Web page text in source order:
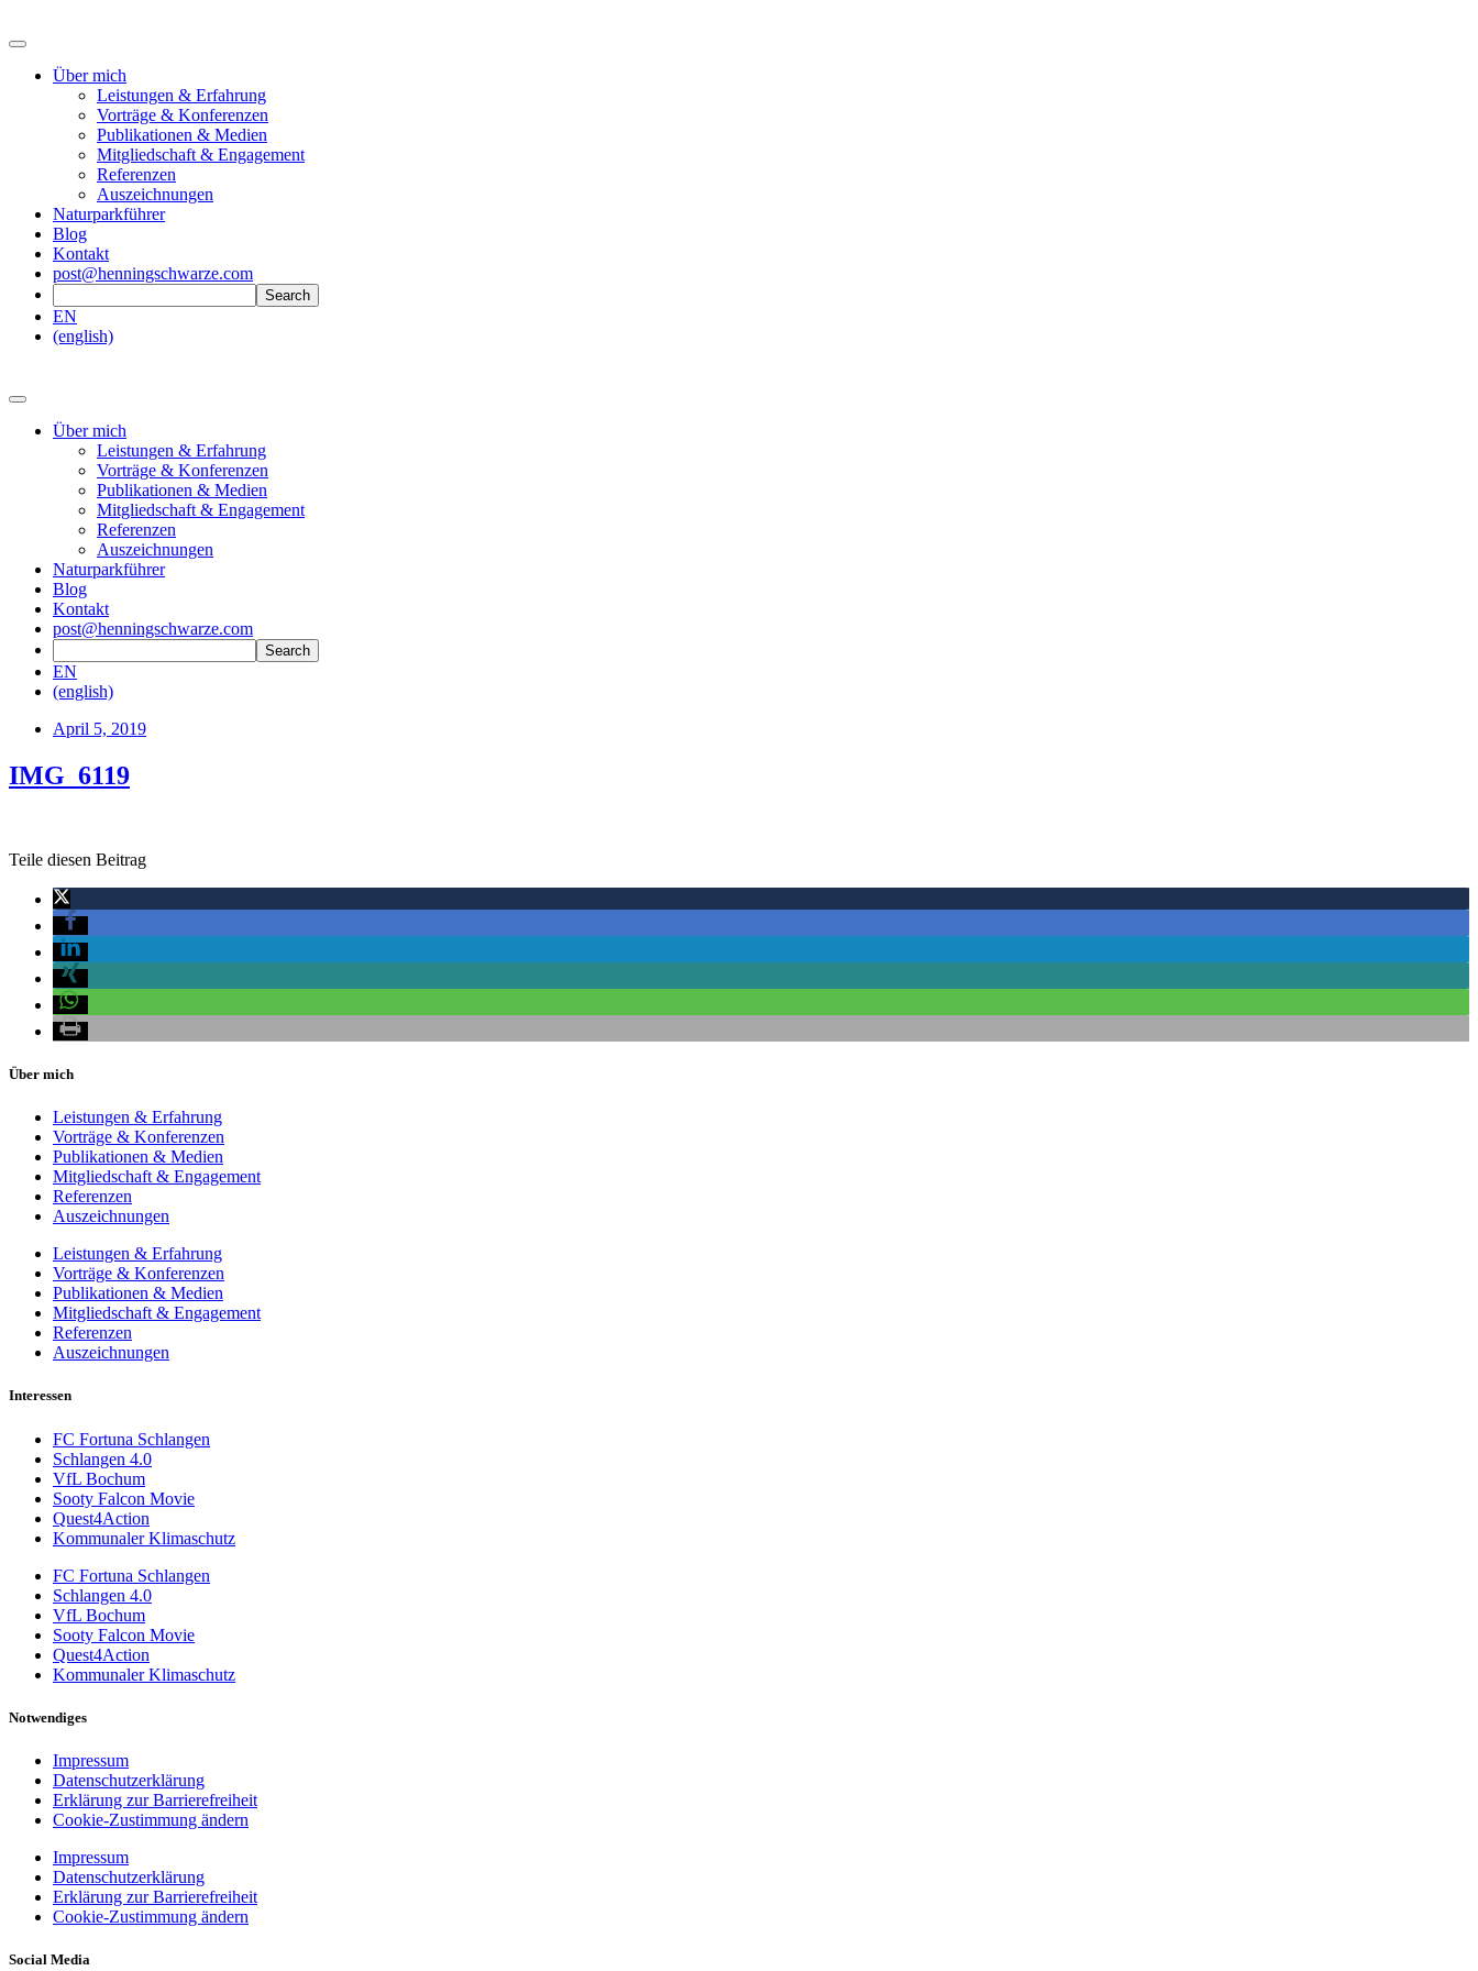
Über mich
Leistungen & Erfahrung
Vorträge & Konferenzen
Publikationen & Medien
Mitgliedschaft & Engagement
Referenzen
Auszeichnungen
Naturparkführer
Blog
Kontakt
post@henningschwarze.com
EN
(english)
Über mich
Leistungen & Erfahrung
Vorträge & Konferenzen
Publikationen & Medien
Mitgliedschaft & Engagement
Referenzen
Auszeichnungen
Naturparkführer
Blog
Kontakt
post@henningschwarze.com
EN
(english)
April 5, 2019
IMG_6119
Teile diesen Beitrag
Über mich
Leistungen & Erfahrung
Vorträge & Konferenzen
Publikationen & Medien
Mitgliedschaft & Engagement
Referenzen
Auszeichnungen
Leistungen & Erfahrung
Vorträge & Konferenzen
Publikationen & Medien
Mitgliedschaft & Engagement
Referenzen
Auszeichnungen
Interessen
FC Fortuna Schlangen
Schlangen 4.0
VfL Bochum
Sooty Falcon Movie
Quest4Action
Kommunaler Klimaschutz
FC Fortuna Schlangen
Schlangen 4.0
VfL Bochum
Sooty Falcon Movie
Quest4Action
Kommunaler Klimaschutz
Notwendiges
Impressum
Datenschutzerklärung
Erklärung zur Barrierefreiheit
Cookie-Zustimmung ändern
Impressum
Datenschutzerklärung
Erklärung zur Barrierefreiheit
Cookie-Zustimmung ändern
Social Media